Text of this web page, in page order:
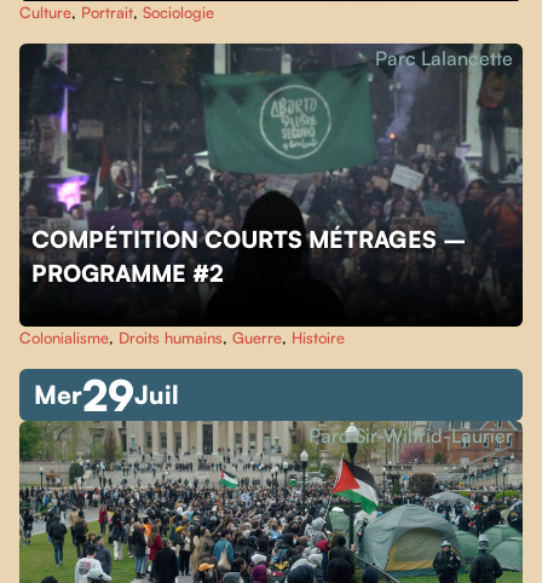
Culture, Portrait, Sociologie
COMPÉTITION COURTS MÉTRAGES –
PROGRAMME #2
Parc Lalancette
Colonialisme, Droits humains, Guerre, Histoire
Mer29Juil
Parc Sir-Wilfrid-Laurier